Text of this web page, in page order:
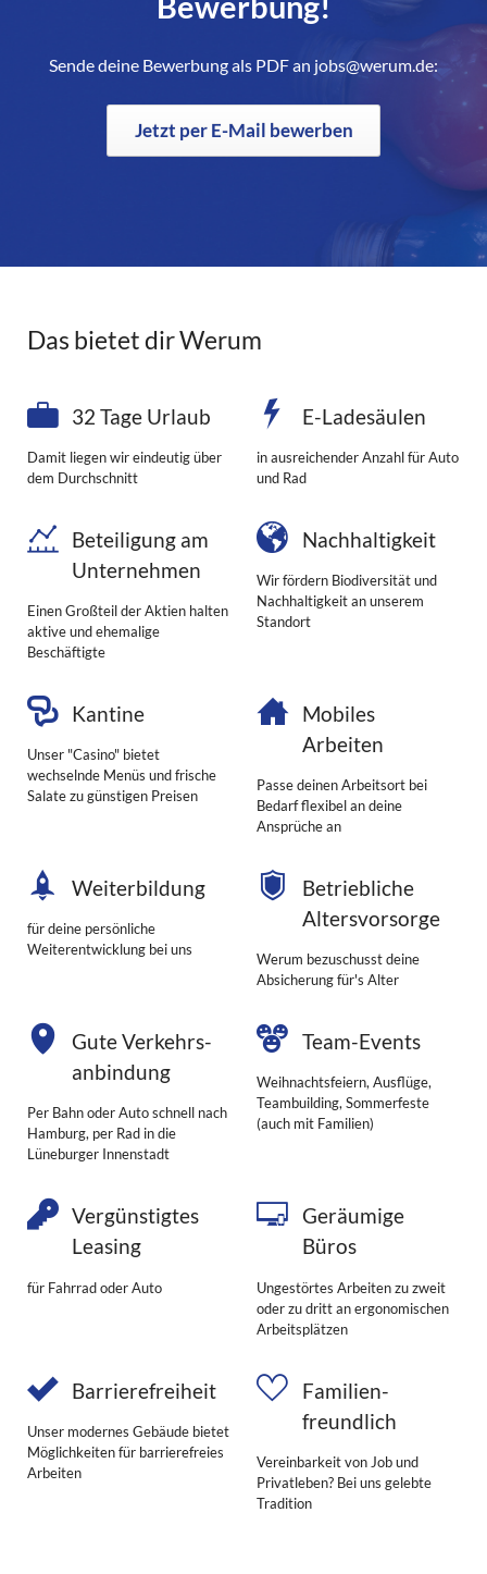
Sende deine Bewerbung als PDF an jobs@werum.de:
Jetzt per E-Mail bewerben
Das bietet dir Werum
32 Tage Urlaub
Damit liegen wir eindeutig über
dem Durchschnitt
E-Ladesäulen
in ausreichender Anzahl für Auto
und Rad
Beteiligung am
Unternehmen
Einen Großteil der Aktien halten
aktive und ehemalige
Beschäftigte
Nachhaltigkeit
Wir fördern Biodiversität und
Nachhaltigkeit an unserem
Standort
Kantine
Unser "Casino" bietet
wechselnde Menüs und frische
Salate zu günstigen Preisen
Mobiles
Arbeiten
Passe deinen Arbeitsort bei
Bedarf flexibel an deine
Ansprüche an
Weiterbildung
für deine persönliche
Weiterentwicklung bei uns
Betriebliche
Altersvorsorge
Werum bezuschusst deine
Absicherung für's Alter
Gute Ver­kehrs­
anbindung
Per Bahn oder Auto schnell nach
Hamburg, per Rad in die
Lüneburger Innenstadt
Team-Events
Weihnachtsfeiern, Ausflüge,
Teambuilding, Sommerfeste
(auch mit Familien)
Vergünstigtes
Leasing
für Fahrrad oder Auto
Geräumige
Büros
Ungestörtes Arbeiten zu zweit
oder zu dritt an ergonomischen
Arbeitsplätzen
Barrierefreiheit
Unser modernes Gebäude bietet
Möglichkeiten für barrierefreies
Arbeiten
Familien­
freundlich
Vereinbarkeit von Job und
Privatleben? Bei uns gelebte
Tradition